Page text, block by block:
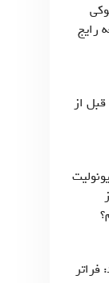
رایج
از